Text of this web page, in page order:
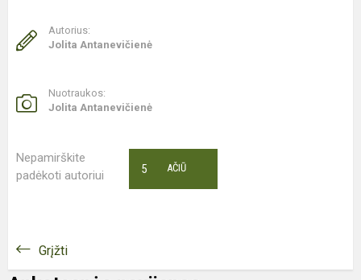
Autorius:
Jolita Antanevičienė
Nuotraukos:
Jolita Antanevičienė
Nepamirškite
padėkoti autoriui
AČIŪ
5
Grįžti